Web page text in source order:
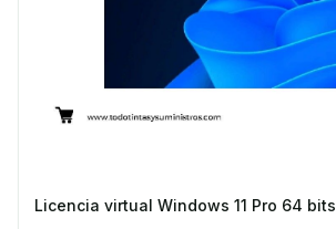
Licencia virtual Windows 11 Pro 64 bits